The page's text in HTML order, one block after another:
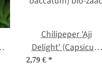
Chilipeper 'Aji
Delight' (Capsicum
baccatum) bio-zaad
2,79 € *